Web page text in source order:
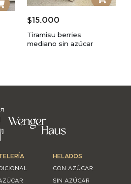
$15.000
Tiramisu berries
mediano sin azúcar
HELADOS
CON AZÚCAR
SIN AZÚCAR